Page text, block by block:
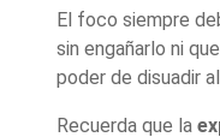
El foco siempre
sin engañarlo ni
poder de disuadir
Recuerda que la